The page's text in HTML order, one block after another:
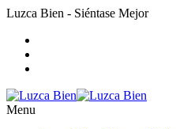
Luzca Bien - Siéntase Mejor
Menu